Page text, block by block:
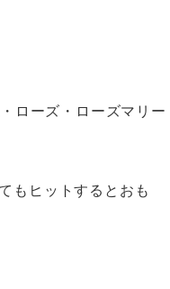
ローズ・ローズマリー
もヒットするとおも